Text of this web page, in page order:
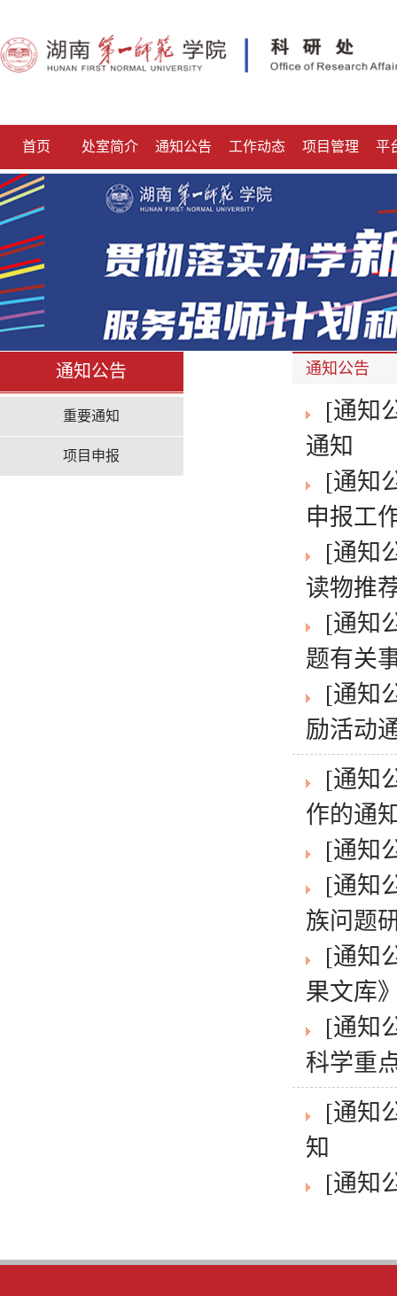
首页 处室简介 通知公告 工作动态 项目管理 平
通知公告
重要通知
项目申报
通知公告
[通知
通知
[通知
申报工
[通知
读物推
[通知
题有关
[通知
励活动
[通知
作的通
[通知
[通知
族问题
[通知
果文库
[通知
科学重
[通知
知
[通知